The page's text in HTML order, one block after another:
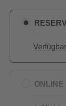
ONLINE